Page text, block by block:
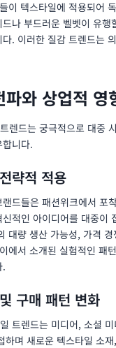
이 텍스타일에 적용되어
나 부드러운 벨벳이 유
. 이러한 질감 트렌드는
와 상업적 영
렌드는 궁극적으로 대중
니다.
략적 적용
드들은 패션위크에서
적인 아이디어를 대중
대량 생산 가능성, 가격
에서 소개된 실험적인 패
.
구매 패턴 변화
트렌드는 미디어, 소셜
하며 새로운 텍스타일 소